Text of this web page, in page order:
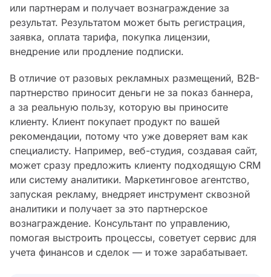
или партнерам и получает вознаграждение за
результат. Результатом может быть регистрация,
заявка, оплата тарифа, покупка лицензии,
внедрение или продление подписки.
В отличие от разовых рекламных размещений, B2B-
партнерство приносит деньги не за показ баннера,
а за реальную пользу, которую вы приносите
клиенту. Клиент покупает продукт по вашей
рекомендации, потому что уже доверяет вам как
специалисту. Например, веб-студия, создавая сайт,
может сразу предложить клиенту подходящую CRM
или систему аналитики. Маркетинговое агентство,
запуская рекламу, внедряет инструмент сквозной
аналитики и получает за это партнерское
вознаграждение. Консультант по управлению,
помогая выстроить процессы, советует сервис для
учета финансов и сделок — и тоже зарабатывает.